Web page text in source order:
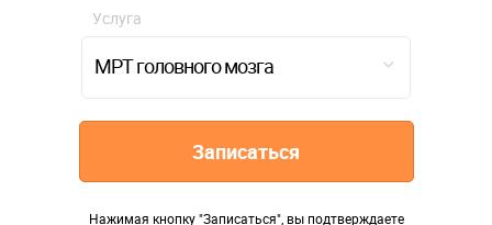
МРТ головного мозга
Услуга
Записаться
Нажимая кнопку "Записаться", вы подтверждаете